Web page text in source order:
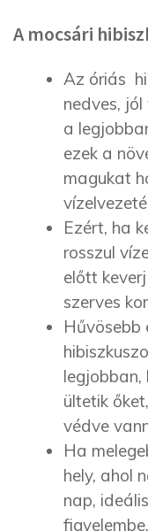
A mocsári
Az óriás
nedves,
a
ezek a
magukat
Ezért, ha
rosszul
előtt
szerves
Hűvösebb
legjobban,
ültetik
védve
Ha
hely, ahol
nap,